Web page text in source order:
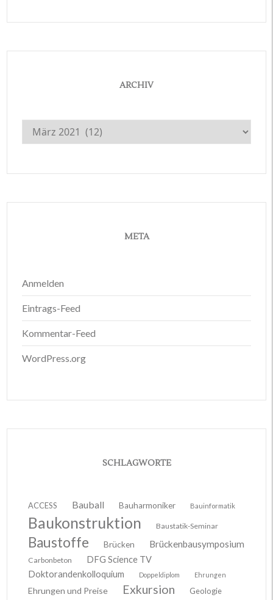
ARCHIV
Archiv
META
Anmelden
Eintrags-Feed
Kommentar-Feed
WordPress.org
SCHLAGWORTE
ACCESS Bauball Bauharmoniker Bauinformatik
Baukonstruktion Baustatik-Seminar
Baustoffe Brücken Brückenbausymposium
Carbonbeton
DFG Science TV
Doktorandenkolloquium
Doppeldiplom Ehrungen
Ehrungen und Preise Exkursion Geologie